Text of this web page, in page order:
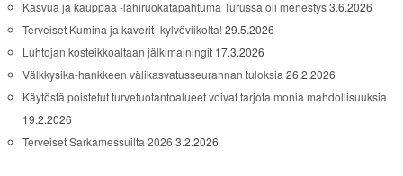
Kasvua ja kauppaa -lähiruokatapahtuma Turussa oli menestys3.6.2026
Terveiset Kumina ja kaverit -kylvöviikolta!29.5.2026
Luhtojan kosteikkoaltaan jälkimainingit 17.3.2026
Välkkysika-hankkeen välikasvatusseurannan tuloksia 26.2.2026
Käytöstä poistetut turvetuotantoalueet voivat tarjota monia mahdollisuuksia
19.2.2026
Terveiset Sarkamessuilta 2026 3.2.2026